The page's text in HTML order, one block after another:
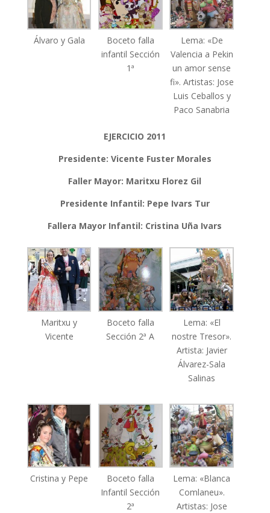
Álvaro y Gala
Boceto falla
infantil Sección
1ª
Lema: «De
Valencia a Pekin
un amor sense
fi». Artistas: Jose
Luis Ceballos y
Paco Sanabria
EJERCICIO 2011
Presidente: Vicente Fuster Morales
Faller Mayor: Maritxu Florez Gil
Presidente Infantil: Pepe Ivars Tur
Fallera Mayor Infantil: Cristina Uña Ivars
Maritxu y
Vicente
Boceto falla
Sección 2ª A
Lema: «El
nostre Tresor».
Artista: Javier
Álvarez-Sala
Salinas
Cristina y Pepe
Boceto falla
Infantil Sección
2ª
Lema: «Blanca
Comlaneu».
Artistas: Jose